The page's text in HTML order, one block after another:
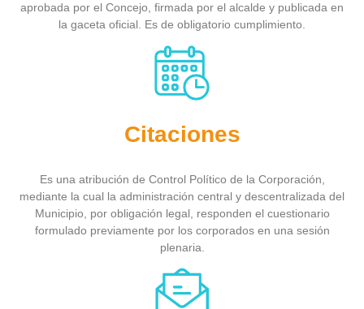
aprobada por el Concejo, firmada por el alcalde y publicada en
la gaceta oficial. Es de obligatorio cumplimiento.
Citaciones
Es una atribución de Control Político de la Corporación,
mediante la cual la administración central y descentralizada del
Municipio, por obligación legal, responden el cuestionario
formulado previamente por los corporados en una sesión
plenaria.